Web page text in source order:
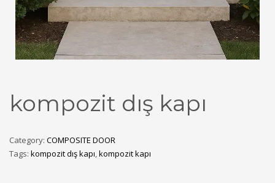
kompozit dış kapı
Category: COMPOSITE DOOR
Tags: kompozit dış kapı,kompozit kapı